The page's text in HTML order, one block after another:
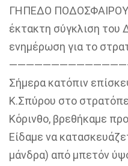
ΓΗΠΕΔΟ
έκτακτη σύγκλιση του
ενημέρωση για το
——————————
Σήμερα κατόπιν
Κ.Σπύρου στο
Κόρινθο, βρεθήκαμε
Είδαμε να
μάνδρα) από μπετόν